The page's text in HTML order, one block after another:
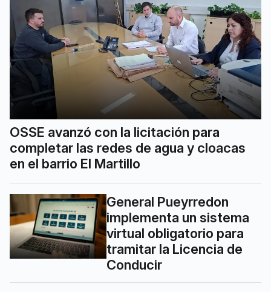
OSSE avanzó con la licitación para
completar las redes de agua y cloacas
en el barrio El Martillo
General Pueyrredon
implementa un sistema
virtual obligatorio para
tramitar la Licencia de
Conducir